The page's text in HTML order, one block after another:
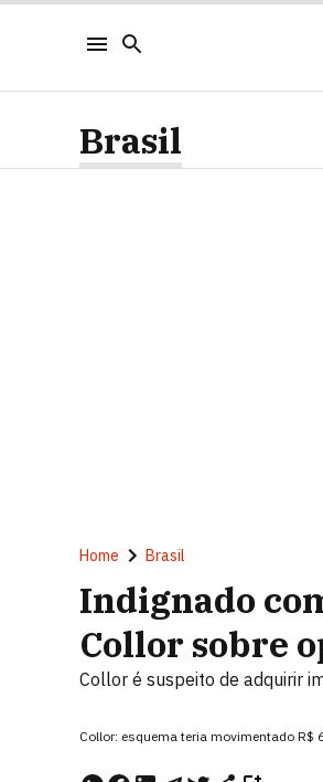
Brasil
Home Brasil
Indignado
Collor sobre
Collor é suspeito de adquirir
Collor: esquema teria movimentado